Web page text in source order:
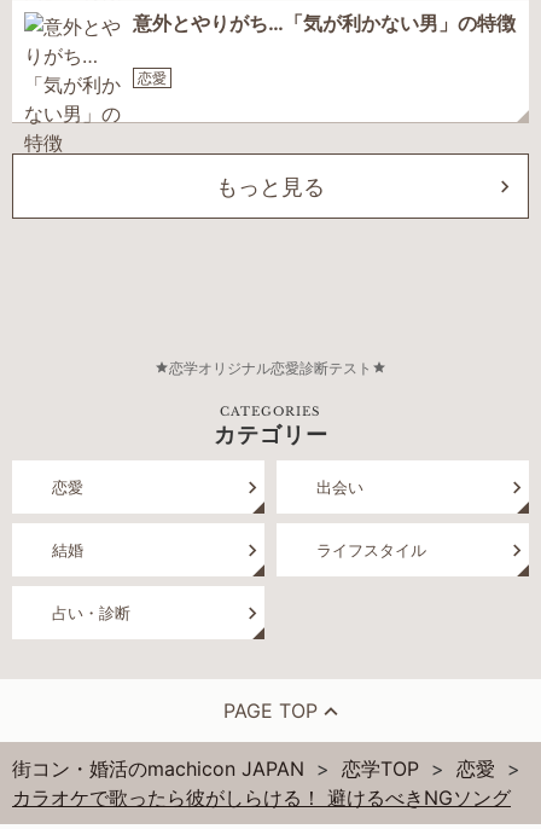
意外とやりがち…「気が利かない男」の特徴
恋愛
もっと見る
恋学オリジナル恋愛診断テスト
CATEGORIES
カテゴリー
恋愛 出会い
結婚 ライフスタイル
占い・診断
PAGE TOP
街コン・婚活のmachicon JAPAN 恋学TOP
恋愛
カラオケで歌ったら彼がしらける！ 避けるべきNGソング